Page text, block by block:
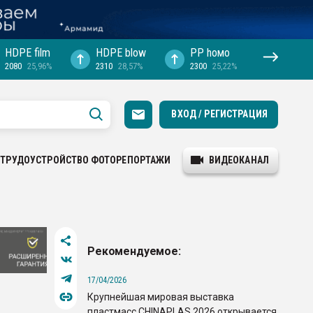
HDPE film
2080 25,96%
HDPE blow
2310 28,57%
PP hомо
2300 25,22%
ВХОД / РЕГИСТРАЦИЯ
ТРУДОУСТРОЙСТВО ФОТОРЕПОРТАЖИ ВИДЕОКАНАЛ
Рекомендуемое:
17/04/2026
Крупнейшая мировая выставка